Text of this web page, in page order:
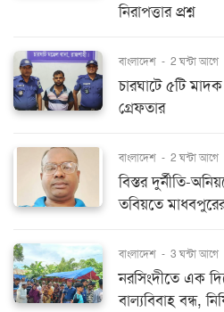
নিরাপত্তার প্রশ্ন
বাংলাদেশ - 2 ঘন্টা আগে
চারঘাটে ৫টি
গ্রেফতার
বাংলাদেশ - 2 ঘন্টা আগে
বিস্তর দুর্নীতি-
তবিয়তে
বাংলাদেশ - 3 ঘন্টা আগে
নরসিংদীতে এক
বাল্যবিবাহ বন্ধ,